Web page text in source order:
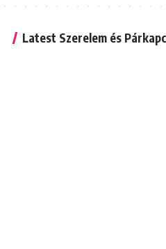
Latest Szerelem és